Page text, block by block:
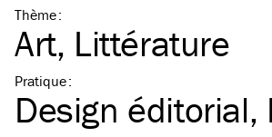
Thème:
Art Littérature
Pratique:
Design éditorial